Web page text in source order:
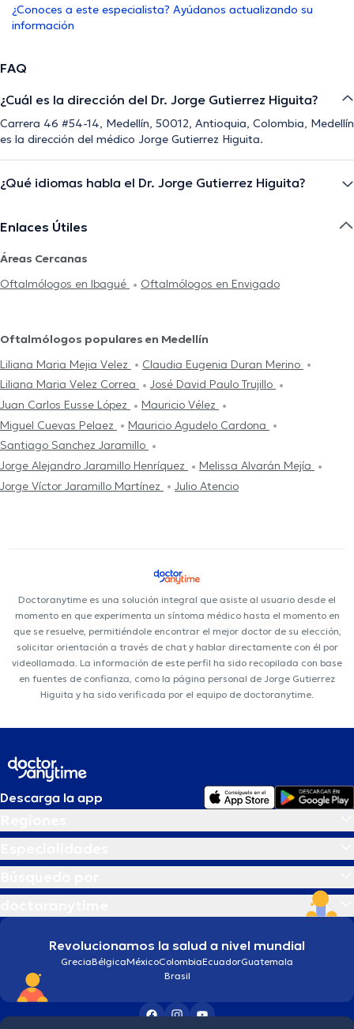
¿Conoces a este especialista? Ayúdanos actualizando su
información
FAQ
¿Cuál es la dirección del Dr. Jorge Gutierrez Higuita?
Carrera 46 #54-14, Medellín, 50012, Antioquia, Colombia, Medellín
es la dirección del médico Jorge Gutierrez Higuita.
¿Qué idiomas habla el Dr. Jorge Gutierrez Higuita?
Enlaces Útiles
Áreas Cercanas
Oftalmólogos en Ibagué
Oftalmólogos en Envigado
Oftalmólogos populares en Medellín
Liliana Maria Mejia Velez
Claudia Eugenia Duran Merino
Liliana Maria Velez Correa
José David Paulo Trujillo
Juan Carlos Eusse López
Mauricio Vélez
Miguel Cuevas Pelaez
Mauricio Agudelo Cardona
Santiago Sanchez Jaramillo
Jorge Alejandro Jaramillo Henríquez
Melissa Alvarán Mejía
Jorge Víctor Jaramillo Martínez
Julio Atencio
Doctoranytime es una solución integral que asiste al usuario desde el
momento en que experimenta un síntoma médico hasta el momento en
que se resuelve, permitiéndole encontrar el mejor doctor de su elección,
solicitar orientación a través de chat y hablar directamente con él por
videollamada. La información de este perfil ha sido recopilada con base
en fuentes de confianza, como la página personal de Jorge Gutierrez
Higuita y ha sido verificada por el equipo de doctoranytime.
Descarga la app
Revolucionamos la salud a nivel mundial
GreciaBélgicaMéxicoColombiaEcuadorGuatemala
Brasil